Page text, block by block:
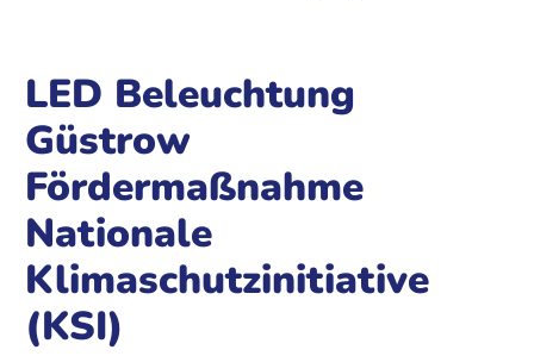
LED Beleuchtung
Güstrow
Fördermaßnahme
Nationale
Klimaschutzinitiative
(KSI)